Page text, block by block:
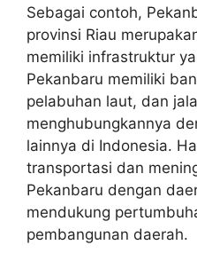
Sebagai contoh,
provinsi Riau
memiliki infrastruktur
Pekanbaru memiliki
pelabuhan laut, dan
menghubungkannya
lainnya di Indonesia.
transportasi dan
Pekanbaru dengan
mendukung
pembangunan daerah.